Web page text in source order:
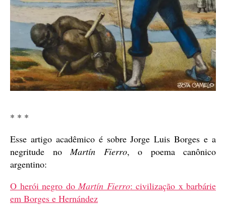
* * *
Esse artigo acadêmico é sobre Jorge Luis Borges e a
negritude noMartín Fierro, o poema canônico
argentino:
O herói negro do Martín Fierro: civilização x barbárie
em Borges e Hernández